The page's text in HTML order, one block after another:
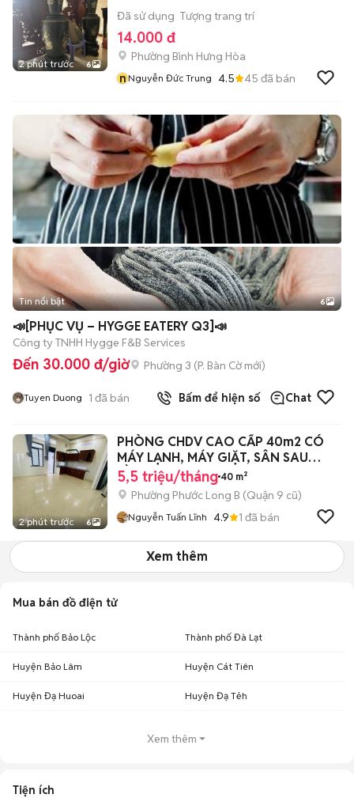
2 phút trước 6
Đã sử dụng Tượng trang trí
14.000 đ
Phường Bình Hưng Hòa
nNguyễn Đức Trung 4.5 45 đã bán
+2
Tin nổi bật 6
📣[PHỤC VỤ – HYGGE EATERY Q3]📣
Công ty TNHH Hygge F&B Services
Đến 30.000 đ/giờ Phường 3 (P. Bàn Cờmới)
Tuyen Duong 1 đã bán Bấm để hiện số Chat
2 phút trước 6
PHÒNG CHDV CAO CẤP 40m2 CÓ
MÁY LẠNH, MÁY GIẶT, SÂN SAU
TẦNG TRỆT
5,5 triệu/tháng 40 m²
Phường Phước Long B (Quận 9 cũ)
Nguyễn Tuấn Lĩnh 4.9 1 đã bán
Xem thêm
Mua bán đồ điện tử
Thành phố Bảo Lộc Thành phố Đà Lạt
Huyện Bảo Lâm Huyện Cát Tiên
Huyện Đạ Huoai Huyện Đạ Tẻh
Xem thêm
Tiện ích